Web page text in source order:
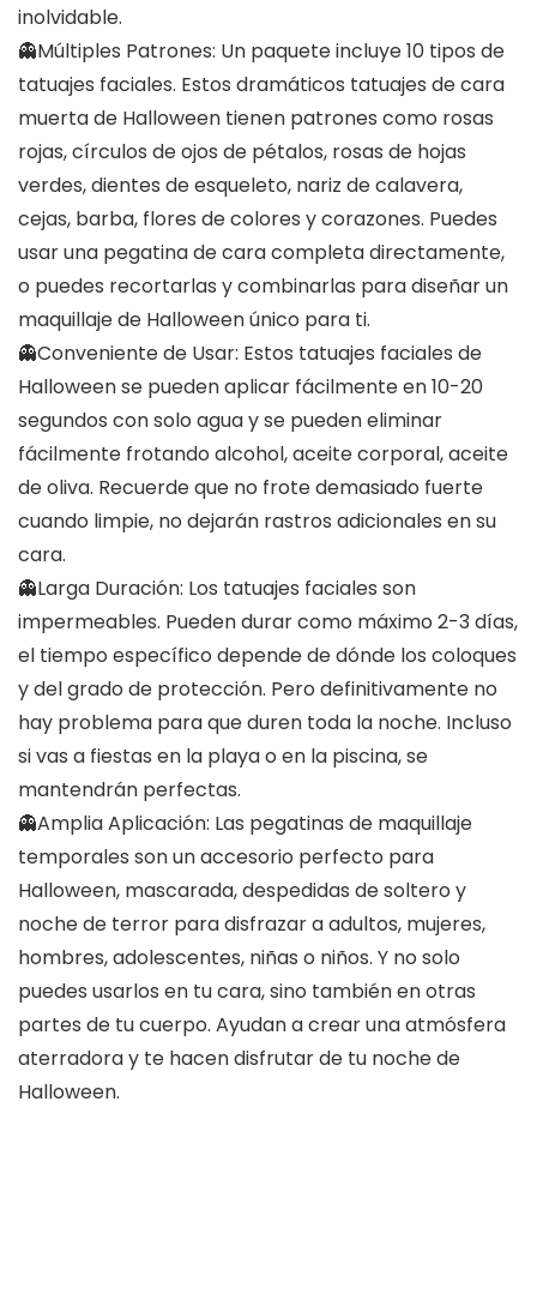
inolvidable.
👻Múltiples Patrones: Un paquete incluye 10 tipos de
tatuajes faciales. Estos dramáticos tatuajes de cara
muerta de Halloween tienen patrones como rosas
rojas, círculos de ojos de pétalos, rosas de hojas
verdes, dientes de esqueleto, nariz de calavera,
cejas, barba, flores de colores y corazones. Puedes
usar una pegatina de cara completa directamente,
o puedes recortarlas y combinarlas para diseñar un
maquillaje de Halloween único para ti.
👻Conveniente de Usar: Estos tatuajes faciales de
Halloween se pueden aplicar fácilmente en 10-20
segundos con solo agua y se pueden eliminar
fácilmente frotando alcohol, aceite corporal, aceite
de oliva. Recuerde que no frote demasiado fuerte
cuando limpie, no dejarán rastros adicionales en su
cara.
👻Larga Duración: Los tatuajes faciales son
impermeables. Pueden durar como máximo 2-3 días,
el tiempo específico depende de dónde los coloques
y del grado de protección. Pero definitivamente no
hay problema para que duren toda la noche. Incluso
si vas a fiestas en la playa o en la piscina, se
mantendrán perfectas.
👻Amplia Aplicación: Las pegatinas de maquillaje
temporales son un accesorio perfecto para
Halloween, mascarada, despedidas de soltero y
noche de terror para disfrazar a adultos, mujeres,
hombres, adolescentes, niñas o niños. Y no solo
puedes usarlos en tu cara, sino también en otras
partes de tu cuerpo. Ayudan a crear una atmósfera
aterradora y te hacen disfrutar de tu noche de
Halloween.